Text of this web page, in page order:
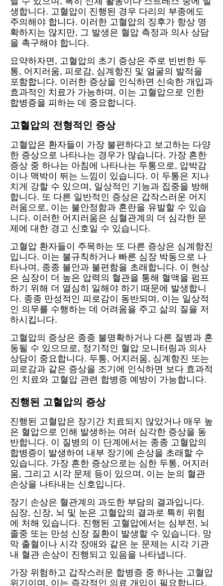
생합니다. 고혈압이 진행된 경우 다리의 부종에도
주의해야 합니다. 이러한 고혈압의 징후가 항상 명
확하지는 않지만, 그 발생은 혈압 측정과 의사 상담
을 촉구해야 합니다.
요약하자면, 고혈압의 초기 증상은 주로 빈번한 두
통, 어지러움, 피로감, 심계항진 및 얼굴의 발적을
포함합니다. 이러한 증상을 인식하면 신속한 개입과
효과적인 치료가 가능하며, 이는 고혈압으로 인한
합병증을 피하는 데 중요합니다.
고혈압의 전형적인 증상
고혈압은 환자들이 가장 불편하다고 보고하는 다양
한 증상으로 나타나는 경우가 많습니다. 가장 흔한
증상 중 하나는 아침에 나타나는 두통으로, 압박감
이나 맥박이 뛰는 느낌이 있습니다. 이 두통은 지나
치게 강할 수 있으며, 일상적인 기능과 집중을 방해
합니다. 또 다른 일반적인 증상은 갑작스러운 어지
러움으로, 이는 불안정함과 혼란을 유발할 수 있습
니다. 이러한 어지러움은 심혈관계의 더 심각한 문
제에 대한 경고 신호일 수 있습니다.
고혈압 환자들이 주목하는 또 다른 증상은 심계항진
입니다. 이는 불규칙하거나 빠른 심장 박동으로 나
타나며, 종종 불안과 불편함을 초래합니다. 이 현상
은 심장이 더 높은 압력의 혈관을 통해 혈액을 펌프
하기 위해 더 열심히 일해야 하기 때문에 발생합니
다. 종종 만성적인 피로감이 동반되며, 이는 일상적
인 의무를 수행하는 데 어려움을 주고 삶의 질을 저
하시킵니다.
고혈압의 증상은 종종 불명확하거나 다른 질병과 혼
동될 수 있으므로, 정기적인 혈압 모니터링과 의사
상담이 중요합니다. 두통, 어지러움, 심계항진 또는
피로감과 같은 증상을 조기에 인식하면 보다 효과적
인 치료와 고혈압 관련 합병증 예방이 가능합니다.
진행된 고혈압의 증상
진행된 고혈압은 장기간 치료되지 않았거나 매우 높
은 혈압으로 인해 발생하는 여러 심각한 증상을 동
반합니다. 이 질병의 이 단계에서는 종종 고혈압의
합병증이 발생하여 내부 장기에 손상을 초래할 수
있습니다. 가장 흔한 증상으로는 심한 두통, 어지러
움, 그리고 시각 문제 등이 있으며, 이는 눈의 혈관
손상을 나타내는 신호입니다.
장기 손상은 혈관계의 과도한 부담의 결과입니다.
심장, 신장, 뇌 및 눈은 고혈압의 결과로 특히 위험
에 처해 있습니다. 진행된 고혈압에서는 심부전, 뇌
졸중 또는 만성 신장 질환이 발생할 수 있습니다. 망
막 출혈이나 시각 장애와 같은 눈 문제는 시각 기관
내 혈관 손상이 진행되고 있음을 나타냅니다.
가장 위험하고 갑작스러운 합병증 중 하나는 고혈압
위기이며, 이는 즉각적인 의료 개입이 필요합니다.